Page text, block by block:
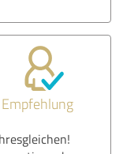
Empfehlung